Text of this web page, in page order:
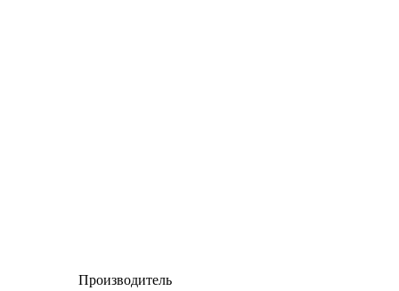
Производитель